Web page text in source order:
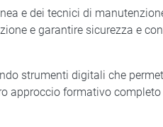
e dei tecnici di
e garantire sicurezza e
strumenti digitali che
approccio formativo completo